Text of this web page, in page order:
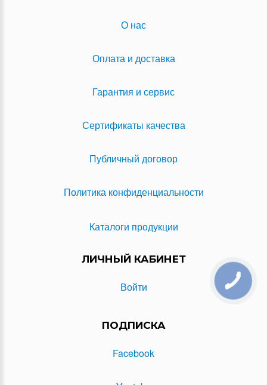
О нас
Оплата и доставка
Гарантия и сервис
Сертификаты качества
Публичный договор
Политика конфиденциальности
Каталоги продукции
ЛИЧНЫЙ КАБИНЕТ
Войти
ПОДПИСКА
Facebook